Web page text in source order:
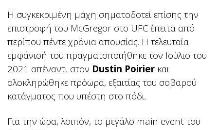
Η συγκεκριμένη μάχη σηματοδοτεί επίσης την
επιστροφή του McGregor στο UFC έπειτα από
περίπου πέντε χρόνια απουσίας. Η τελευταία
εμφάνισή του πραγματοποιήθηκε τον Ιούλιο του
2021 απέναντι στον Dustin Poirier και
ολοκληρώθηκε πρόωρα, εξαιτίας του σοβαρού
κατάγματος που υπέστη στο πόδι.
Για την ώρα, λοιπόν, το μεγάλο main event του